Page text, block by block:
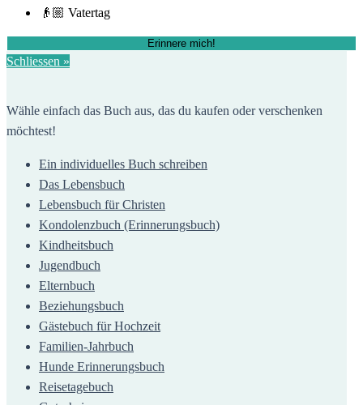
👴🏼 Vatertag
Erinnere mich!
Schliessen »
Wähle einfach das Buch aus, das du kaufen oder verschenken
möchtest!
Ein individuelles Buch schreiben
Das Lebensbuch
Lebensbuch für Christen
Kondolenzbuch (Erinnerungsbuch)
Kindheitsbuch
Jugendbuch
Elternbuch
Beziehungsbuch
Gästebuch für Hochzeit
Familien-Jahrbuch
Hunde Erinnerungsbuch
Reisetagebuch